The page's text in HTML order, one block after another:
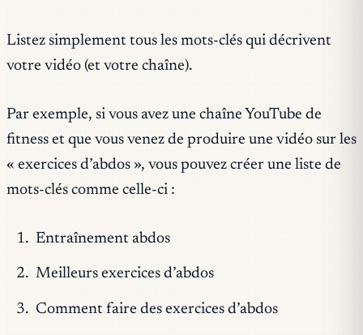
Listez simplement tous les mots-clés qui décrivent
votre vidéo (et votre chaîne).
Par exemple, si vous avez une chaîne YouTube de
fitness et que vous venez de produire une vidéo sur les
« exercices d’abdos », vous pouvez créer une liste de
mots-clés comme celle-ci :
Entraînement abdos
Meilleurs exercices d’abdos
Comment faire des exercices d’abdos